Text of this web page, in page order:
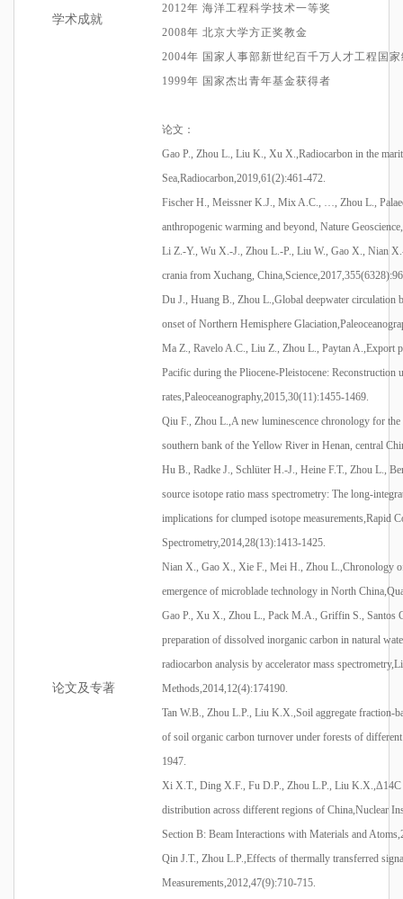
学术成就
2012年 海洋工程科学技术一等奖
2008年 北京大学方正奖教金
2004年 国家人事部新世纪百千万人才工程国
1999年 国家杰出青年基金获得者
论文及专著
论文 ：
Gao P., Zhou L., Liu K., Xu X.,Radiocarbon in the
Sea,Radiocarbon,2019,61(2):461-472.
Fischer H., Meissner K.J., Mix A.C.,
, Zhou L.,
anthropogenic warming and beyond, Nature Geosc
Li Z.-Y., Wu X.-J., Zhou L.-P., Liu W., Gao X., Nian
crania from Xuchang ,
Du J., Huang B., Zhou L.,Global deepwater circulation
onset of Northern Hemisphere
Ma Z., Ravelo A.C., Liu Z., Zhou L., Paytan A.,Export
Pacific during the Pliocene-Pleistocene: Reconstruction
rates,Paleoceanography,2015,30(11):1455-1469.
Qiu F., Zhou L.,A new luminescence chronology for the
southern bank of the Yellow River in Henan, central
Hu B., Radke J., Schlüter H.-J., Heine F.T., Zhou L.,
source isotope ratio mass spectrometry: The long-
implications for clumped isotope measurements,Rapid
Spectrometry,2014,28(13):1413-1425.
Nian X., Gao X., Xie F., Mei H., Zhou L.,Chronology
emergence of microblade technology in North
Gao P., Xu X., Zhou L., Pack M.A., Griffin S., Santos
preparation of dissolved inorganic carbon in natural
radiocarbon analysis by accelerator mass
Methods,2014,12(4):174190.
Tan W.B., Zhou L.P., Liu K.X.,Soil aggregate fraction-
of soil organic carbon turnover under forests of
1947.
Xi X.T., Ding X.F., Fu D.P., Zhou L.P., Liu K.X.,Δ
distribution across different regions of China,Nuclear
Section B: Beam Interactions with Materials and
Qin J.T., Zhou L.P.,Effects of thermally transferred
Measurements,2012,47(9):710-715.